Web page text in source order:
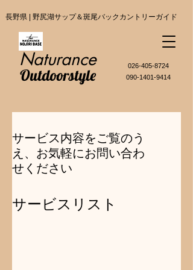
長野県 | 野尻湖サップ＆斑尾バックカントリーガイド
Naturance
Outdoorstyle
​026-405-8724
090-1401-9414
サービス内容をご覧のう
え、お気軽にお問い合わ
せください
サービスリスト